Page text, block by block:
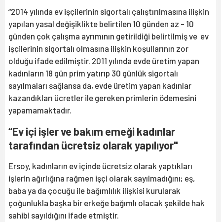
“2014 yılında ev işçilerinin sigortalı çalıştırılmasına ilişkin
yapılan yasal değişiklikte belirtilen 10 günden az - 10
günden çok çalışma ayrımının getirildiği belirtilmiş ve ev
işçilerinin sigortalı olmasına ilişkin koşullarının zor
olduğu ifade edilmiştir. 2011 yılında evde üretim yapan
kadınların 18 gün prim yatırıp 30 günlük sigortalı
sayılmaları sağlansa da, evde üretim yapan kadınlar
kazandıkları ücretler ile gereken primlerin ödemesini
yapamamaktadır.
“Ev içi işler ve bakım emeği kadınlar
tarafından ücretsiz olarak yapılıyor"
Ersoy, kadınların ev içinde ücretsiz olarak yaptıkları
işlerin ağırlığına rağmen işçi olarak sayılmadığını; eş,
baba ya da çocuğu ile bağımlılık ilişkisi kurularak
çoğunlukla başka bir erkeğe bağımlı olacak şekilde hak
sahibi sayıldığını ifade etmiştir.